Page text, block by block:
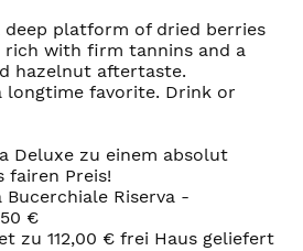
deep platform of dried berries
rich with firm tannins and a
hazelnut aftertaste.
longtime favorite. Drink or
Deluxe zu einem absolut
Preis!
Riserva -
€
zu 112,00 € frei Haus geliefert